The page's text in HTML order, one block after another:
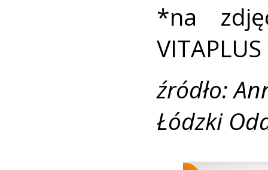
*na
źródło:
Łódzki